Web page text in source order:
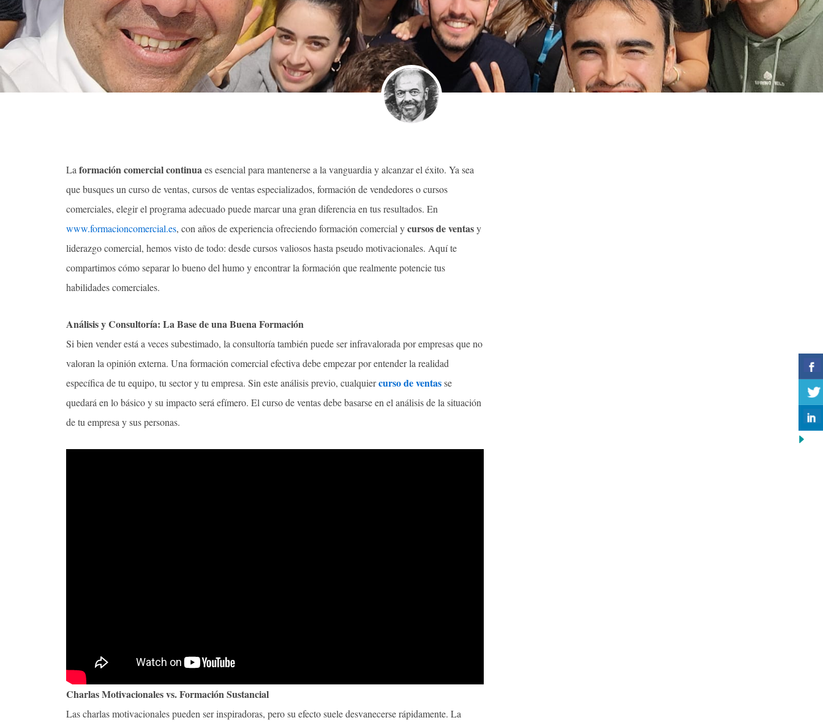
La formación comercial continuaes esencial para mantenerse a la vanguardia y alcanzar el éxito. Ya sea
que busques un curso de ventas, cursos de ventas especializados, formación de vendedores o cursos
comerciales, elegir el programa adecuado puede marcar una gran diferencia en tus resultados. En
www.formacioncomercial.es, con años de experiencia ofreciendo formación comercial ycursos deventasy
liderazgo comercial, hemos visto de todo: desde cursos valiosos hasta pseudo motivacionales. Aquí te
compartimos cómo separar lo bueno del humo y encontrar la formación que realmente potencie tus
habilidades comerciales.
Análisis y Consultoría: La Base de una Buena Formación
Si bien vender está a veces subestimado, la consultoría también puede ser infravalorada por empresas que no
valoran la opinión externa. Una formación comercial efectiva debe empezar por entender la realidad
específica de tu equipo, tu sector y tu empresa. Sin este análisis previo, cualquiercurso de ventasse
quedará en lo básico y su impacto será efímero. El curso de ventas debe basarse en el análisis de la situación
de tu empresa y sus personas.
Charlas Motivacionales vs. Formación Sustancial
Las charlas motivacionales pueden ser inspiradoras, pero su efecto suele desvanecerse rápidamente. La